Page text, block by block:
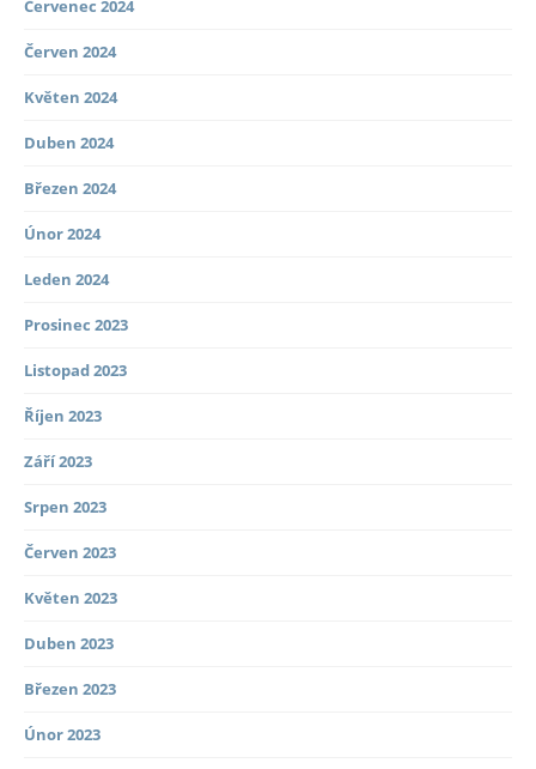
Červenec 2024
Červen 2024
Květen 2024
Duben 2024
Březen 2024
Únor 2024
Leden 2024
Prosinec 2023
Listopad 2023
Říjen 2023
Září 2023
Srpen 2023
Červen 2023
Květen 2023
Duben 2023
Březen 2023
Únor 2023